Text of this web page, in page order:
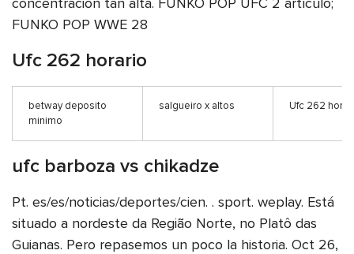
FUNKO POP WWE 28
Ufc 262 horario
betway deposito
minimo
salgueiro x altos Ufc 262
ufc barboza vs chikadze
Pt. es/es/noticias/deportes/cien. . sport. weplay. Está
situado a nordeste da Região Norte, no Platô das
Guianas. Pero repasemos un poco la historia. Oct 26,